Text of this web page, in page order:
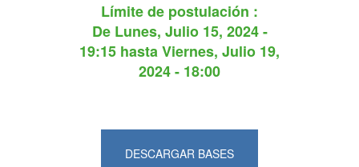
Límite de postulación :
De Lunes, Julio 15, 2024 -
19:15 hastaViernes, Julio 19,
2024 - 18:00
DESCARGAR BASES